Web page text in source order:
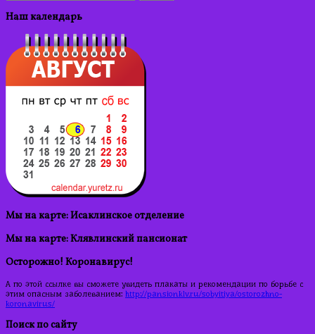
Наш календарь
Мы на карте: Исаклинское отделение
Мы на карте: Клявлинский пансионат
Осторожно! Коронавирус!
А по этой ссылке вы сможете увидеть плакаты и рекомендации по борьбе с
этим опасным заболеванием: http://pansionklv.ru/sobyitiya/ostorozhno-
koronavirus/
Поиск по сайту